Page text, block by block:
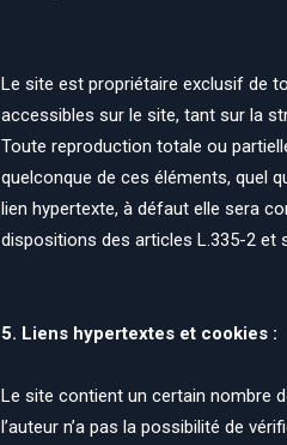
Le site est propriétaire exclusif de
accessibles sur le site, tant sur la
Toute reproduction totale ou
quelconque de ces éléments, quel
lien hypertexte, à défaut elle sera
dispositions des articles L.335-2 et
5. Liens hypertextes et cookies :
Le site contient un certain nombre
l’auteur n’a pas la possibilité de